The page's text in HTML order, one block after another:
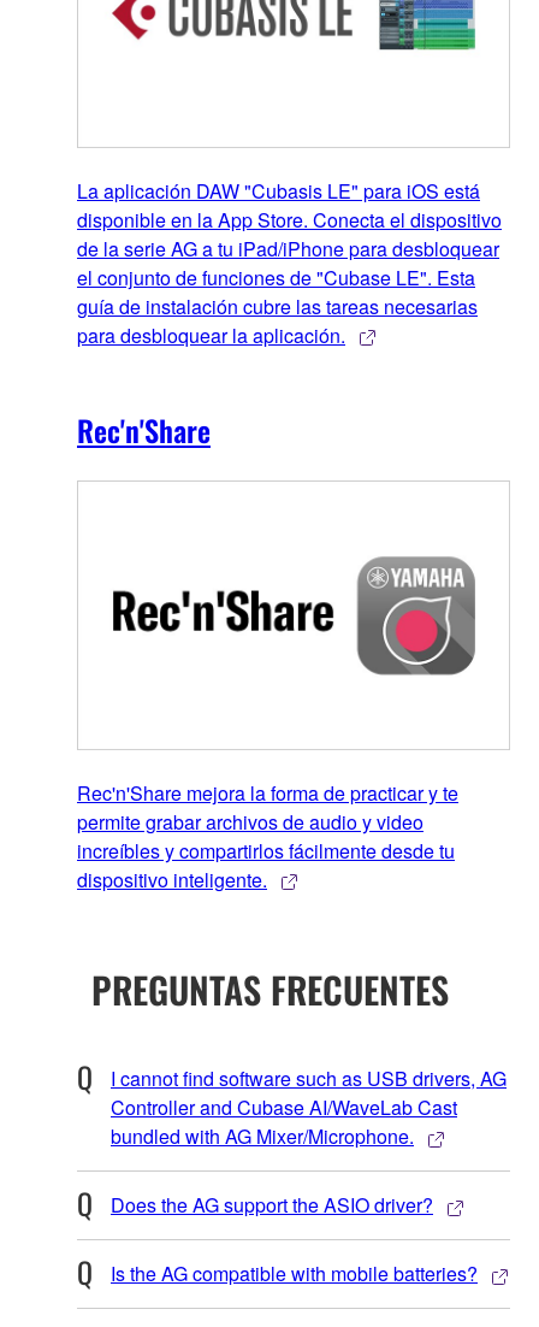
La aplicación DAW "Cubasis LE" para iOS está
disponible en la App Store. Conecta el dispositivo
de la serie AG a tu iPad/iPhone para desbloquear
el conjunto de funciones de "Cubase LE". Esta
guía de instalación cubre las tareas necesarias
para desbloquear la aplicación.
Rec'n'Share
Rec'n'Share mejora la forma de practicar y te
permite grabar archivos de audio y video
increíbles y compartirlos fácilmente desde tu
dispositivo inteligente.
PREGUNTAS FRECUENTES
I cannot find software such as USB drivers, AG
Controller and Cubase AI/WaveLab Cast
bundled with AG Mixer/Microphone.
Does the AG support the ASIO driver?
Is the AG compatible with mobile batteries?